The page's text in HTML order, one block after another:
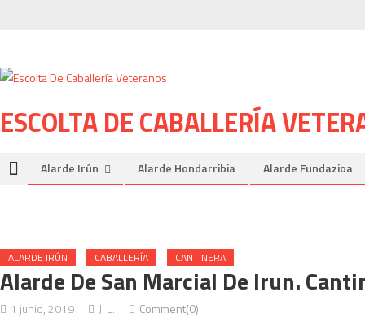
ESCOLTA DE CABALLERÍA
Alarde Irún Alarde Hondarribia Alarde Fundazioa
ALARDE IRÚN CABALLERÍA CANTINERA
Alarde De San Marcial De Irun.
1 junio, 2019 J. L. Comment(0)